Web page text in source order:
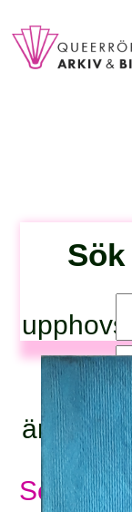
titel:
Se alla